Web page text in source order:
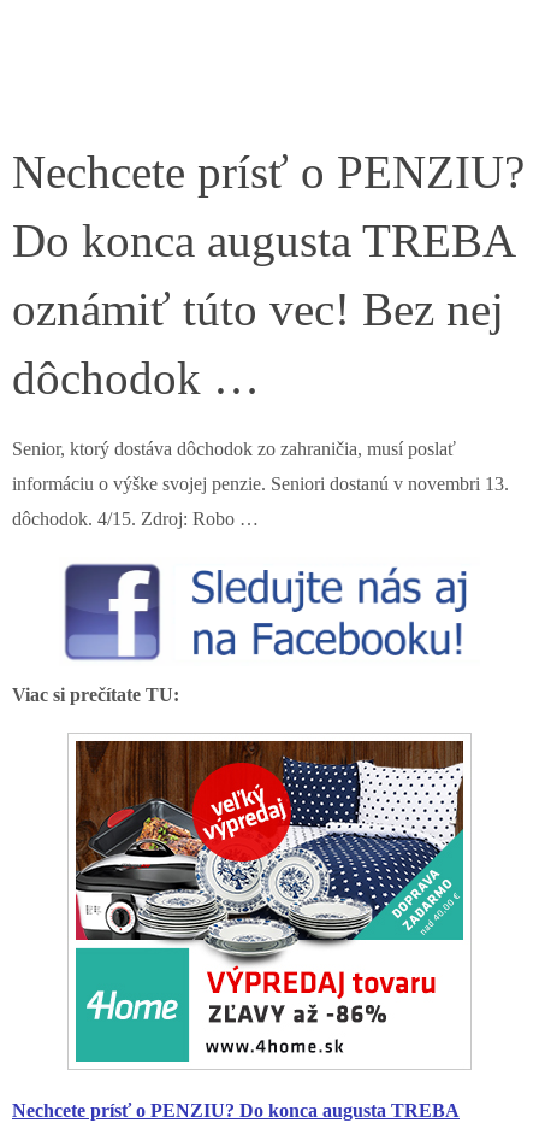
Nechcete prísť o PENZIU?
Do konca augusta TREBA
oznámiť túto vec! Bez nej
dôchodok …
Senior, ktorý dostáva dôchodok zo zahraničia, musí poslať
informáciu o výške svojej penzie. Seniori dostanú v novembri 13.
dôchodok. 4/15. Zdroj: Robo …
Viac si prečítate TU:
Nechcete prísť o PENZIU? Do konca augusta TREBA